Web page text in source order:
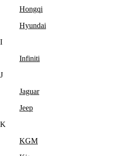
Hongqi
Hyundai
I
Infiniti
J
Jaguar
Jeep
K
KGM